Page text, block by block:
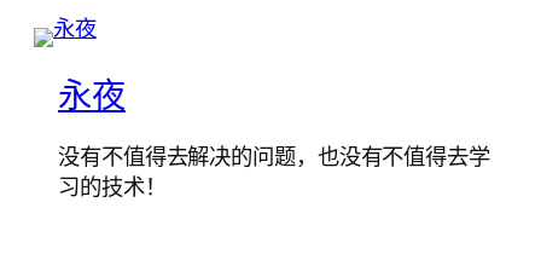
永夜
没有不值得去解决的问题，也没有不值得去学
习的技术！